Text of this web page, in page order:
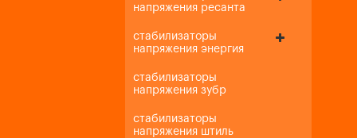
напряжения ресанта
стабилизаторы
напряжения энергия
стабилизаторы
напряжения зубр
стабилизаторы
напряжения штиль